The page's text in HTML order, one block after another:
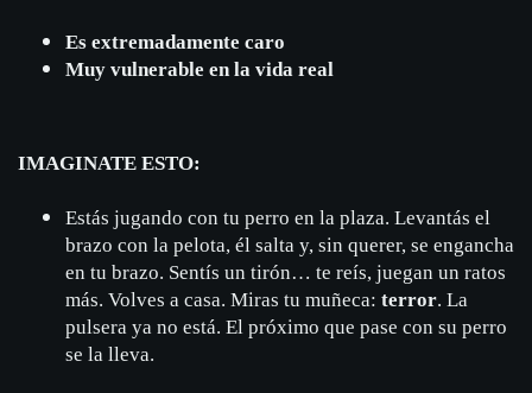
Es extremadamente caro
Muy vulnerable en la vida real
IMAGINATE ESTO:
Estás jugando con tu perro en la plaza. Levantás el
brazo con la pelota, él salta y, sin querer, se engancha
en tu brazo. Sentís un tirón… te reís, juegan un ratos
más. Volves a casa. Miras tu muñeca: terror. La
pulsera ya no está. El próximo que pase con su perro
se la lleva.